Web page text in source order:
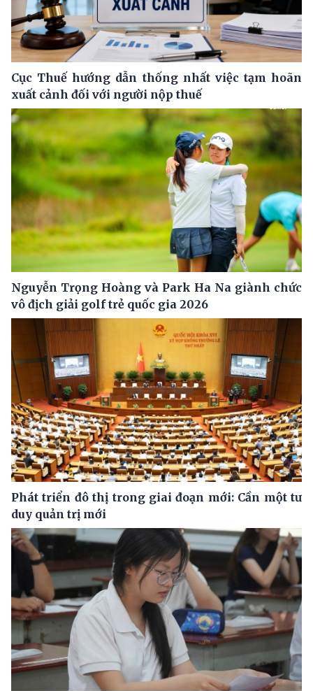
Cục Thuế hướng dẫn thống nhất việc tạm hoãn
xuất cảnh đối với người nộp thuế
Nguyễn Trọng Hoàng và Park Ha Na giành chức
vô địch giải golf trẻ quốc gia 2026
Phát triển đô thị trong giai đoạn mới: Cần một tư
duy quản trị mới